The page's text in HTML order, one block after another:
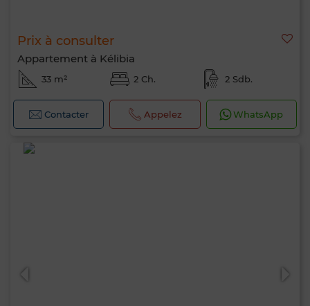
Prix à consulter
Appartement à Kélibia
33 m² 2 Ch. 2 Sdb.
Contacter Appelez WhatsApp